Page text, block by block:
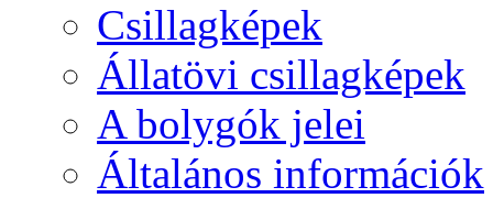
Csil­lag­ké­pek
Ál­lat­övi csil­lag­ké­pek
A boly­gók je­lei
Ál­ta­lá­nos in­for­má­ci­ók